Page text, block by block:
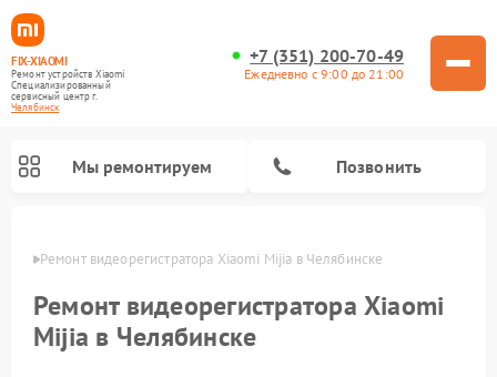
FIX-XIAOMI
Ремонт устройств Xiaomi
Специализированный
cервисный центр г.
Челябинск
+7 (351) 200-70-49
Ежедневно с 9:00 до 21:00
Мы ремонтируем Позвонить
Ремонт видеорегистратора Xiaomi Mijia в Челябинске
Ремонт видеорегистратора Xiaomi
Mijia в Челябинске